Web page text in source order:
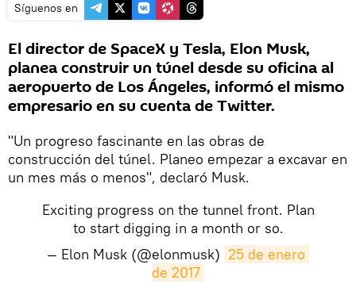
Síguenos en
El director de SpaceX y Tesla, Elon Musk,
planea construir un túnel desde su oficina al
aeropuerto de Los Ángeles, informó el mismo
empresario en su cuenta de Twitter.
"Un progreso fascinante en las obras de
construcción del túnel. Planeo empezar a excavar en
un mes más o menos", declaró Musk.
Exciting progress on the tunnel front. Plan
to start digging in a month or so.
— Elon Musk (@elonmusk) 25 de enero
de 2017